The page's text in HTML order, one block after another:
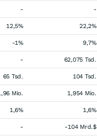
- -
12,5% 22,2%
-1% 9,7%
- 62,075 Tsd.
65 Tsd. 104 Tsd.
Mio. 1,954 Mio.
1,6% 1,6%
- -104 Mrd.$